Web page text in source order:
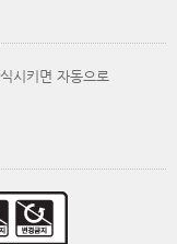
시키면 자동으로